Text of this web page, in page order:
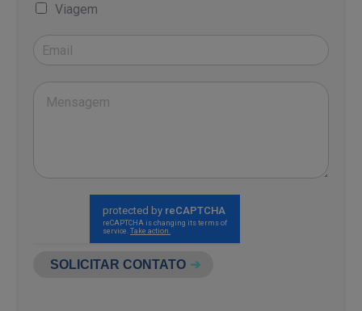
Viagem
SOLICITAR CONTATO